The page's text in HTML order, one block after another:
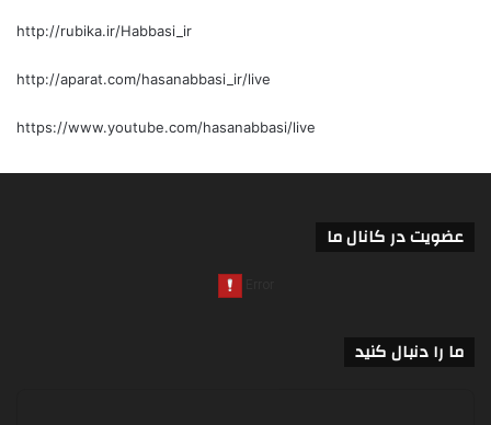
http://rubika.ir/Habbasi_ir
http://aparat.com/hasanabbasi_ir/live
https://www.youtube.com/hasanabbasi/live
عضویت در کانال ما
ما را دنبال کنید